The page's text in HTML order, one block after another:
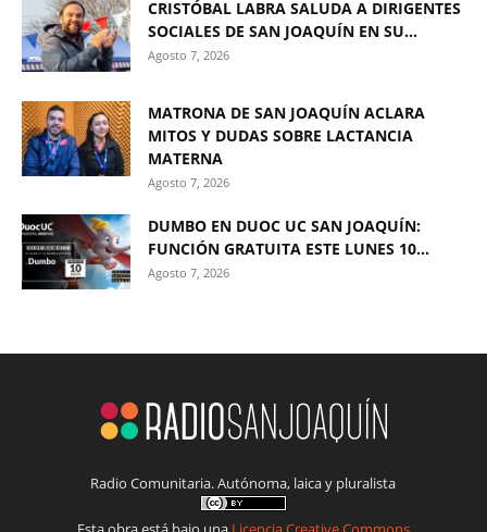
CRISTÓBAL LABRA SALUDA A DIRIGENTES
SOCIALES DE SAN JOAQUÍN EN SU...
Agosto 7, 2026
MATRONA DE SAN JOAQUÍN ACLARA
MITOS Y DUDAS SOBRE LACTANCIA
MATERNA
Agosto 7, 2026
DUMBO EN DUOC UC SAN JOAQUÍN:
FUNCIÓN GRATUITA ESTE LUNES 10...
Agosto 7, 2026
Radio Comunitaria. Autónoma, laica y pluralista